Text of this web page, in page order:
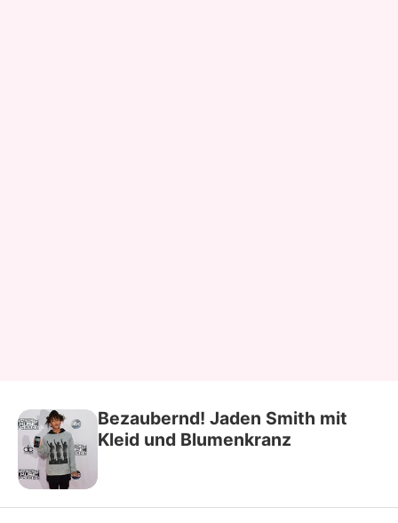
Bezaubernd! Jaden Smith mit
Kleid und Blumenkranz